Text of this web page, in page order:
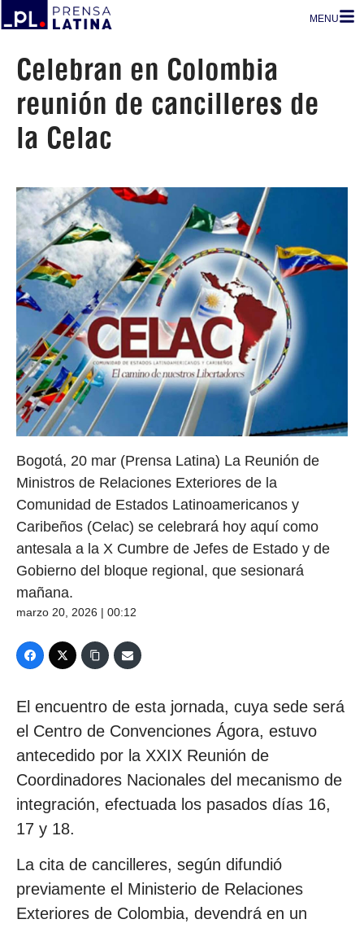
MENU
Celebran en Colombia
reunión de cancilleres de
la Celac
Bogotá, 20 mar (Prensa Latina) La Reunión de
Ministros de Relaciones Exteriores de la
Comunidad de Estados Latinoamericanos y
Caribeños (Celac) se celebrará hoy aquí como
antesala a la X Cumbre de Jefes de Estado y de
Gobierno del bloque regional, que sesionará
mañana.
marzo 20, 2026 | 00:12
El encuentro de esta jornada, cuya sede será
el Centro de Convenciones Ágora, estuvo
antecedido por la XXIX Reunión de
Coordinadores Nacionales del mecanismo de
integración, efectuada los pasados días 16,
17 y 18.
La cita de cancilleres, según difundió
previamente el Ministerio de Relaciones
Exteriores de Colombia, devendrá en un